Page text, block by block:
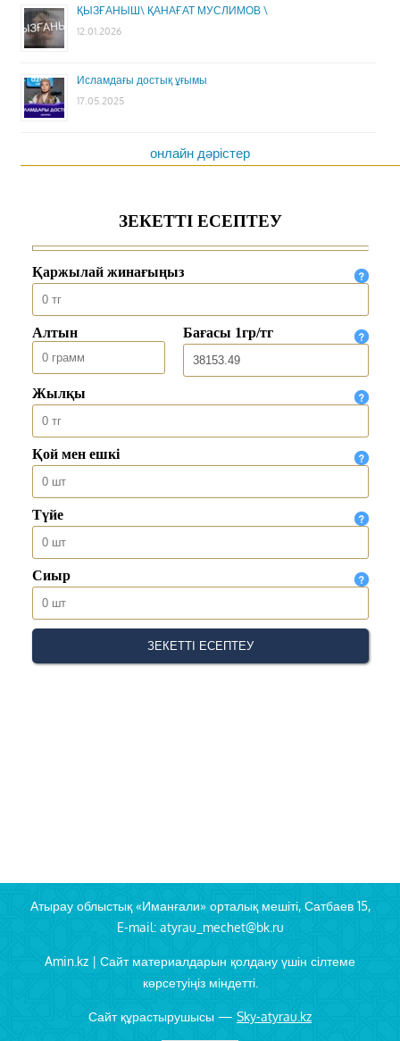
ҚЫЗҒАНЫШ\ ҚАНАҒАТ МУСЛИМОВ \
12.01.2026
Исламдағы достық ұғымы
17.05.2025
онлайн дәрістер
Атырау облыстық «Иманғали» орталық мешіті, Сатбаев 15,
E-mail: atyrau_mechet@bk.ru
Amin.kz | Сайт материалдарын қолдану үшін сілтеме
көрсетуіңіз міндетті.
Сайт құрастырушысы — Sky-atyrau.kz